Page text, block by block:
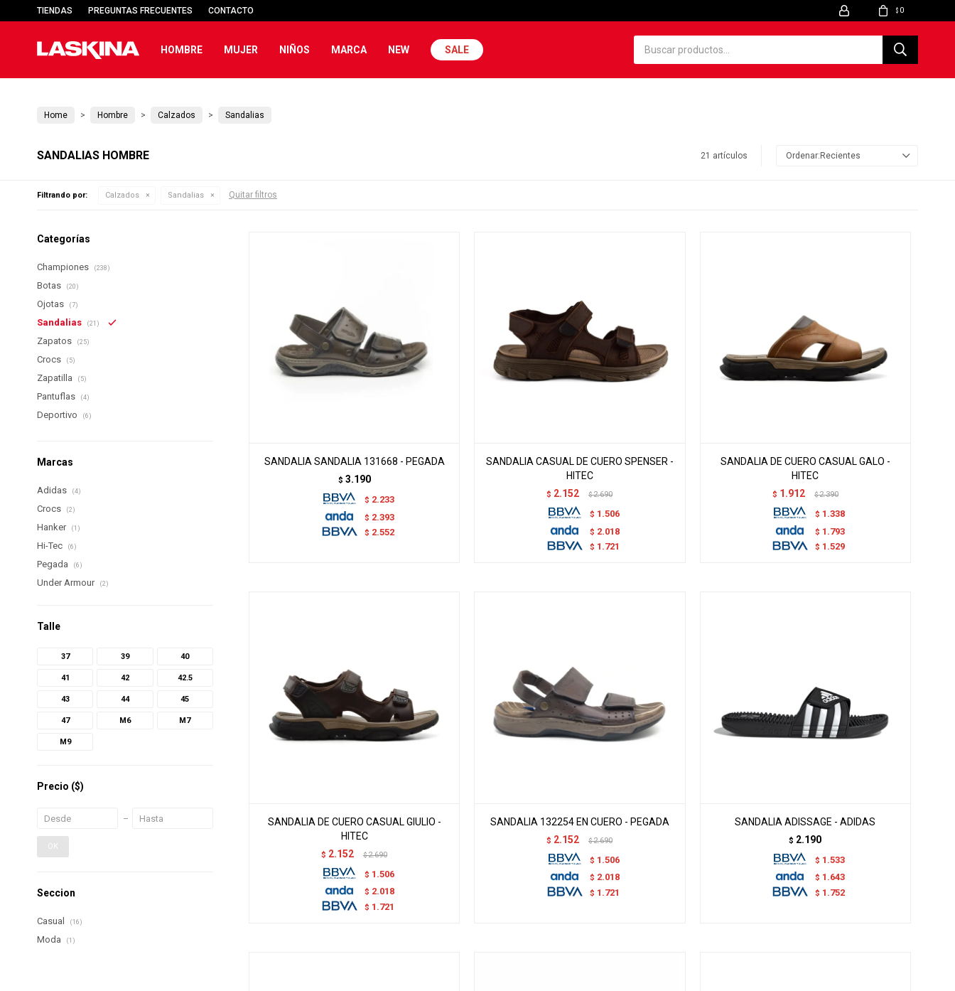
HOMBRE MUJER NIÑOS MARCA NEW SALE
$ 0
TIENDAS PREGUNTAS FRECUENTES CONTACTO
Home Hombre Calzados Sandalias
SANDALIAS HOMBRE 21 artículos Recientes
Filtrando por: Calzados Sandalias Quitar filtros
SANDALIA SANDALIA 131668 - PEGADA
$ 3.190
$ 2.233
$ 2.393
$ 2.552
SANDALIA CASUAL DE CUERO SPENSER -
HITEC
$ 2.152 $ 2.690
$ 1.506
$ 2.018
$ 1.721
SANDALIA DE CUERO CASUAL GALO -
HITEC
$ 1.912 $ 2.390
$ 1.338
$ 1.793
$ 1.529
SANDALIA DE CUERO CASUAL GIULIO -
HITEC
$ 2.152 $ 2.690
$ 1.506
$ 2.018
$ 1.721
SANDALIA 132254 EN CUERO - PEGADA
$ 2.152 $ 2.690
$ 1.506
$ 2.018
$ 1.721
SANDALIA ADISSAGE - ADIDAS
$ 2.190
$ 1.533
$ 1.643
$ 1.752
Categorías
Championes (238)
Botas (20)
Ojotas (7)
Sandalias (21)
Zapatos (25)
Crocs (5)
Zapatilla (5)
Pantuflas (4)
Deportivo (6)
Marcas
Adidas (4)
Crocs (2)
Hanker (1)
Hi-Tec (6)
Pegada (6)
Under Armour (2)
Talle
37 39 40
41 42 42.5
43 44 45
47 M6 M7
M9
Precio ($)
OK
Seccion
Casual (16)
Moda (1)